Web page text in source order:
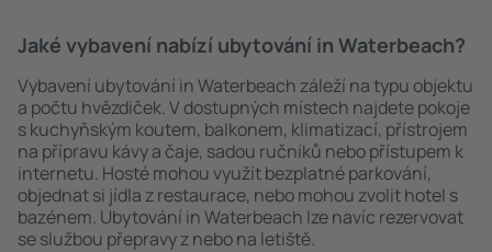
Jaké vybavení nabízí ubytování in Waterbeach?
Vybavení ubytování in Waterbeach záleží na typu objektu
a počtu hvězdiček. V dostupných místech najdete pokoje
s kuchyňským koutem, balkonem, klimatizací, přístrojem
na přípravu kávy a čaje, sadou ručníků nebo přístupem k
internetu. Hosté mohou využít bezplatné parkování,
objednat si jídla z restaurace, nebo mohou zvolit hotel s
bazénem. Ubytování in Waterbeach lze navíc rezervovat
se službou přepravy z nebo na letiště.